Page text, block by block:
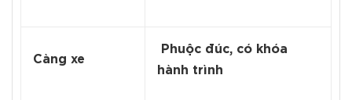
Càng xe
Phuộc đúc, có khóa
hành trình